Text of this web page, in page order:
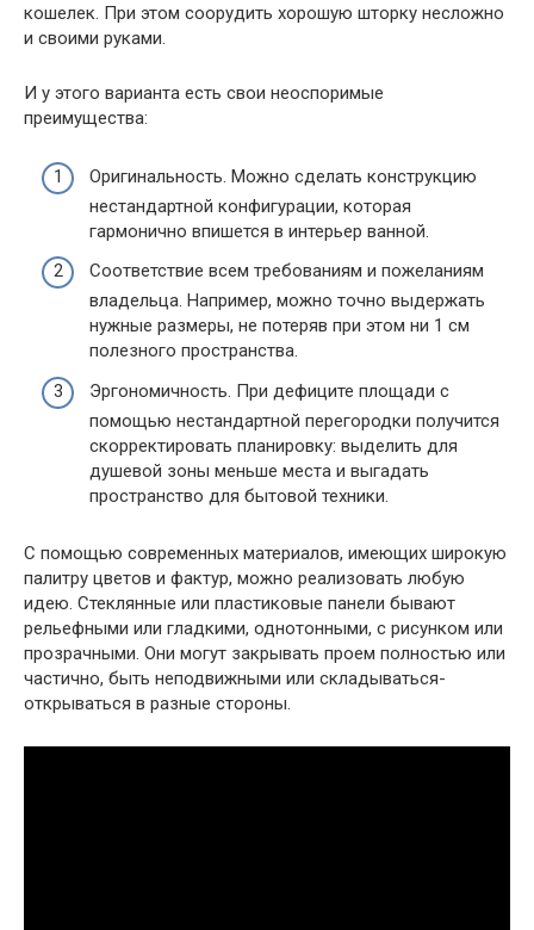
кошелек. При этом соорудить хорошую шторку несложно
и своими руками.
И у этого варианта есть свои неоспоримые
преимущества:
Оригинальность. Можно сделать конструкцию
нестандартной конфигурации, которая
гармонично впишется в интерьер ванной.
Соответствие всем требованиям и пожеланиям
владельца. Например, можно точно выдержать
нужные размеры, не потеряв при этом ни 1 см
полезного пространства.
Эргономичность. При дефиците площади с
помощью нестандартной перегородки получится
скорректировать планировку: выделить для
душевой зоны меньше места и выгадать
пространство для бытовой техники.
С помощью современных материалов, имеющих широкую
палитру цветов и фактур, можно реализовать любую
идею. Стеклянные или пластиковые панели бывают
рельефными или гладкими, однотонными, с рисунком или
прозрачными. Они могут закрывать проем полностью или
частично, быть неподвижными или складываться-
открываться в разные стороны.